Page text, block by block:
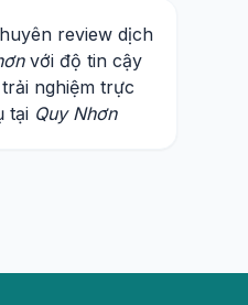
review dịch
với độ tin cậy
nghiệm trực
tại Quy Nhơn